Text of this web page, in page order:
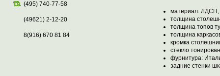
(495) 740-77-58
(49621) 2-12-20
8(916) 670 81 84
материал:
толщина
толщина топов
толщина
кромка
стекло
фурнитура:
задние стенки